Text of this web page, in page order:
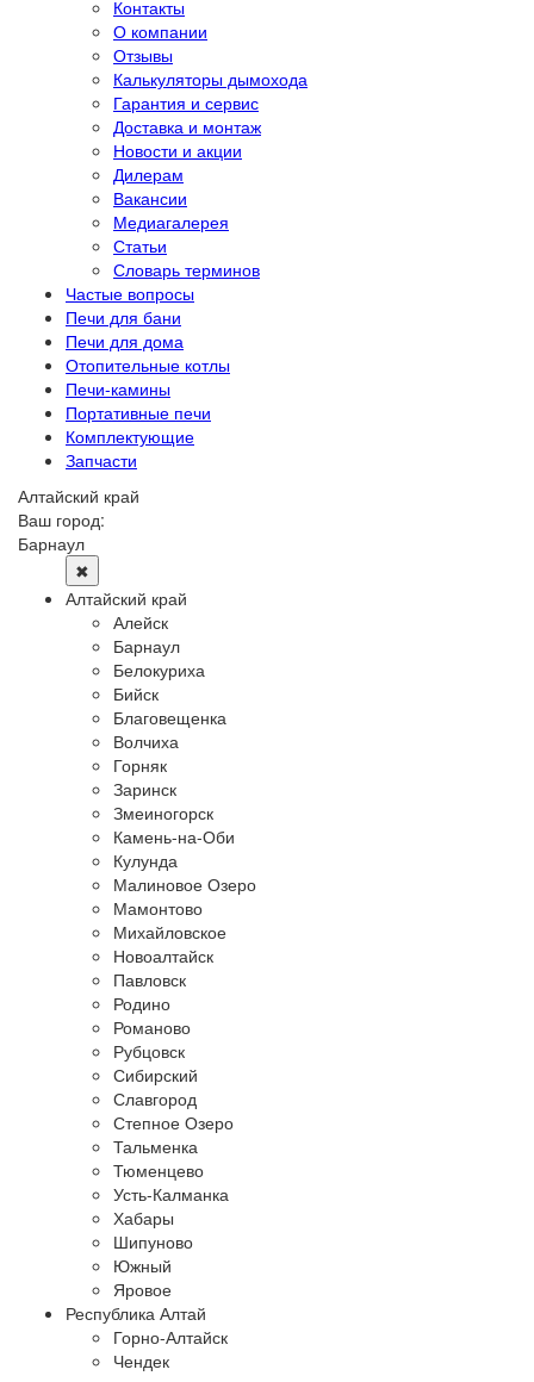
Контакты
О компании
Отзывы
Калькуляторы дымохода
Гарантия и сервис
Доставка и монтаж
Новости и акции
Дилерам
Вакансии
Медиагалерея
Статьи
Словарь терминов
Частые вопросы
Печи для бани
Печи для дома
Отопительные котлы
Печи-камины
Портативные печи
Комплектующие
Запчасти
Алтайский край
Ваш город:
Барнаул
✖
Алтайский край
Алейск
Барнаул
Белокуриха
Бийск
Благовещенка
Волчиха
Горняк
Заринск
Змеиногорск
Камень-на-Оби
Кулунда
Малиновое Озеро
Мамонтово
Михайловское
Новоалтайск
Павловск
Родино
Романово
Рубцовск
Сибирский
Славгород
Степное Озеро
Тальменка
Тюменцево
Усть-Калманка
Хабары
Шипуново
Южный
Яровое
Республика Алтай
Горно-Алтайск
Чендек